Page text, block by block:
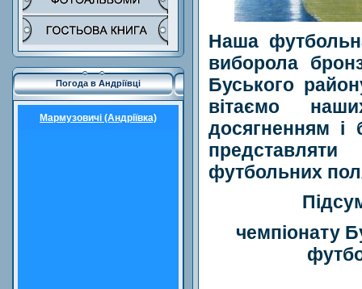
Погода в Андріївці
Мармузовичі (Андріївка)
Наша
виборола
Буського
вітаємо
досягненням і
футбольних
чемпіонату